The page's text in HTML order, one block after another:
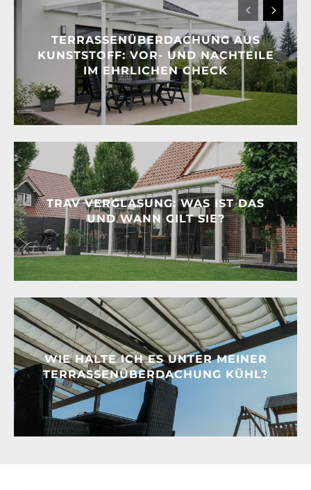
TERRASSENÜBERDACHUNG AUS
KUNSTSTOFF: VOR- UND NACHTEILE
IM EHRLICHEN CHECK
TRAV VERGLASUNG: WAS IST DAS
UND WANN GILT SIE?
WIE HALTE ICH ES UNTER MEINER
TERRASSENÜBERDACHUNG KÜHL?